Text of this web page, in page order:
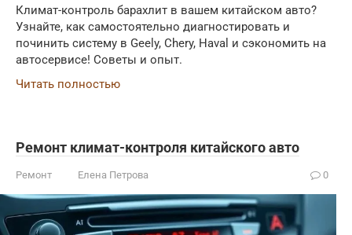
Климат-контроль барахлит в вашем китайском авто?
Узнайте, как самостоятельно диагностировать и
починить систему в Geely, Chery, Haval и сэкономить на
автосервисе! Советы и опыт.
Читать полностью
Ремонт климат-контроля китайского авто
Ремонт Елена Петрова 0